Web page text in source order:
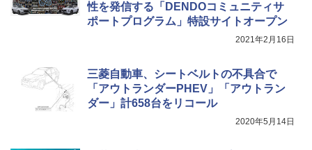
性を発信する「DENDOコミュニティサ
ポートプログラム」特設サイトオープン
2021年2月16日
三菱自動車、シートベルトの不具合で
「アウトランダーPHEV」「アウトラン
ダー」計658台をリコール
2020年5月14日